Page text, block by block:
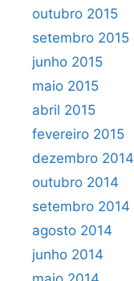
outubro 2015
setembro 2015
junho 2015
maio 2015
abril 2015
fevereiro 2015
dezembro 2014
outubro 2014
setembro 2014
agosto 2014
junho 2014